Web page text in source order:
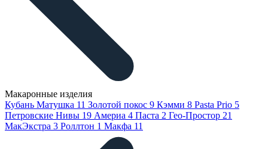
Макаронные изделия
Кубань Матушка 11 Золотой покос 9 Кэмми 8 Pasta Prio 5
Петровские Нивы 19 Америа 4 Паста 2 Гео-Простор 21
МакЭкстра 3 Роллтон 1 Макфа 11